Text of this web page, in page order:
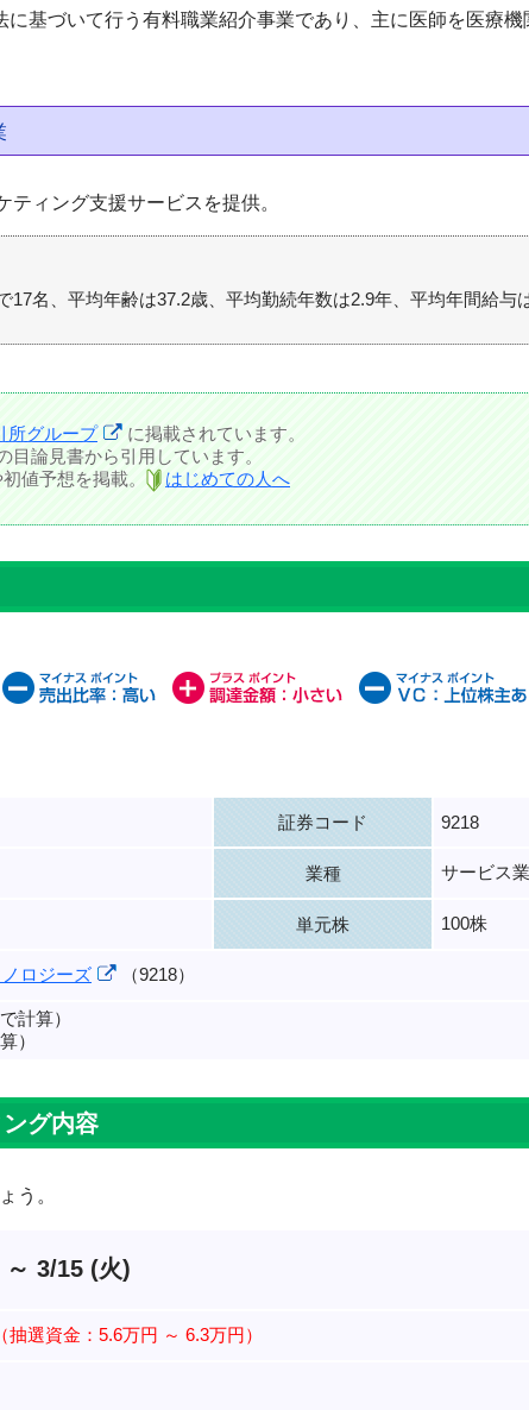
基づいて行う有料職業紹介事業であり、主に医師を医療機
ィング支援サービスを提供。
17名、平均年齢は37.2歳、平均勤続年数は2.9年、平均年間給与
所グループ
に掲載されています。
論見書から引用しています。
値予想を掲載。
はじめての人へ
証券コード 9218
業種 サービス業
単元株 100株
ロジーズ （9218）
計算）
）
グ内容
う。
3/15 (火)
（抽選資金：5.6万円 ～ 6.3万円）